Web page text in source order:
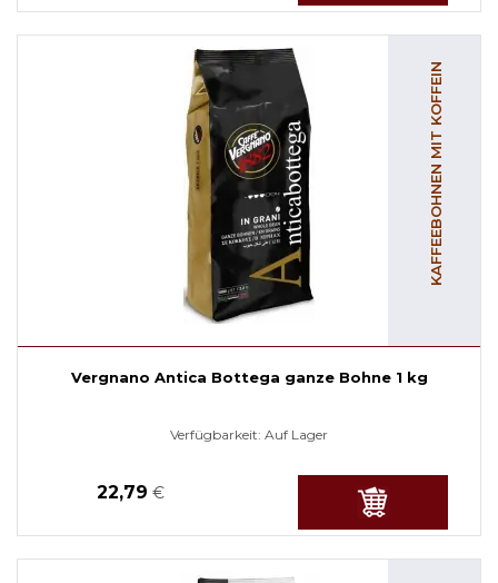
KAFFEEBOHNEN MIT KOFFEIN
Vergnano Antica Bottega ganze Bohne 1 kg
Verfügbarkeit: Auf Lager
22,79 €